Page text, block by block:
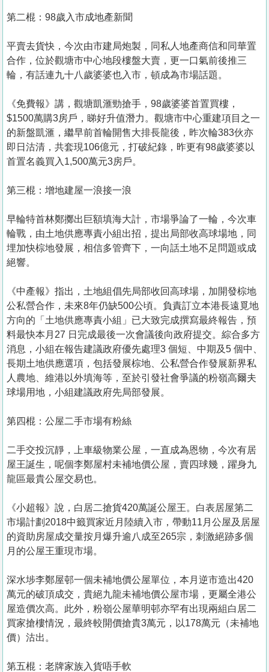
第二棍：98歲入市成地產新聞
平賣去貨快，今次由市建局炮製，同私人地產商信和同華置
合作，位於觀塘市中心地段樓盤大賣，更一口氣前後推三
輪，有話連九十八歲婆婆也入市，頓成為市場話題。
《免費報》講，觀塘凱滙勁搶手，98歲婆婆首置買樓，
$1500萬購3房戶，睇好升值潛力。觀塘市中心重建項目之一
的新盤凱滙，繼早前首輪開售大排長龍後，昨次輪383伙亦
即日沽清，共套現106億元，打破紀錄，昨更有98歲婆婆以
首置名義買入1,500萬元3房戶。
第三棍：增地建屋一浪接一浪
早輪特首林鄭擲出巨額填海大計，市場爭論了一輪，今次車
輪戰，由土地供應專責小組出招，提出局部收高球場地，同
埋加快棕地發展，相信多管齊下，一向話土地不足問題或成
絕響。
《中產報》指出，土地組倡先局部收回高球場，加開發棕地
公私營合作，未來8年仍缺500公頃。負責訂立本港長遠覓地
方向的「土地供應專責小組」已大致完成撰寫最終報告，預
料最快本月27 日完成最後一次會議後向政府提交。綜合多方
消息，小組在報告建議政府優先處理3 個短、中期及5 個中、
長期土地供應選項，包括發展棕地、公私營合作發展新界私
人農地、維港以外填海等，至於引發社會爭議的粉嶺高爾夫
球場用地，小組建議政府先局部發展。
第四棍：公屋二手市場有粉絲
二手交投沉靜，上車級物業公屋，一直成為恩物，今次有居
屋王誕生，呢個李鄭屋村未補地價公屋，賣四球幾，躍身九
龍區最貴公屋交易也。
《小超報》說，白居二搶貨420萬誕公屋王。白表居屋第二
市場計劃2018中籤買家近月陸續入市，帶動11月公屋及居屋
的資助房屋成交量按月爆升逾八成至265宗，刺激絕跡多個
月的公屋王重現市場。
深水埗李鄭屋邨一個未補地價公屋單位，本月逆市造出420
萬元的破頂成交，貴絕九龍未補地價公屋市場，更屬全港公
屋造價次高。此外，粉嶺公屋華明邨亦罕有出現兩組白居二
買家搶樓情況，最終較開價搶貴3萬元，以178萬元（未補地
價）沽出。
第五棍：老牌家族入貨唔手軟